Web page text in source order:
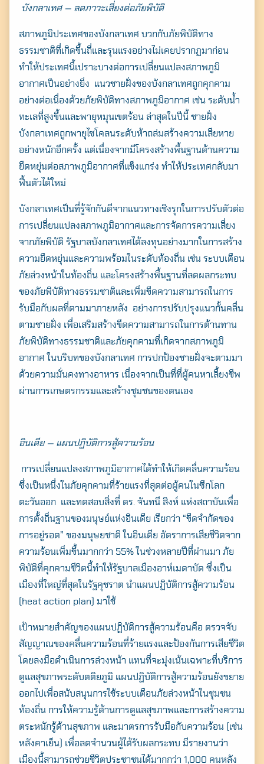
บังกลาเทศ — ลดภาวะเสี่ยงต่อภัยพิบัติ
สภาพภูมิประเทศของบังกลาเทศ บวกกับภัยพิบัติทาง
ธรรมชาติที่เกิดขึ้นถี่และรุนแรงอย่างไม่เคยปรากฏมาก่อน
ทำให้ประเทศนี้เปราะบางต่อการเปลี่ยนแปลงสภาพภูมิ
อากาศเป็นอย่างยิ่ง แนวชายฝั่งของบังกลาเทศถูกคุกคาม
อย่างต่อเนื่องด้วยภัยพิบัติทางสภาพภูมิอากาศ เช่น ระดับน้ำ
ทะเลที่สูงขึ้นและพายุหมุนเขตร้อน ล่าสุดในปีนี้ ชายฝั่ง
บังกลาเทศถูกพายุไซโคลนระดับห้าถล่มสร้างความเสียหาย
อย่างหนักอีกครั้ง แต่เนื่องจากมีโครงสร้างพื้นฐานด้านความ
ยืดหยุ่นต่อสภาพภูมิอากาศที่แข็งแกร่ง ทำให้ประเทศกลับมา
ฟื้นตัวได้ใหม่
บังกลาเทศเป็นที่รู้จักกันดีจากแนวทางเชิงรุกในการปรับตัวต่อ
การเปลี่ยนแปลงสภาพภูมิอากาศและการจัดการความเสี่ยง
จากภัยพิบัติ รัฐบาลบังกลาเทศได้ลงทุนอย่างมากในการสร้าง
ความยืดหยุ่นและความพร้อมในระดับท้องถิ่น เช่น ระบบเตือน
ภัยล่วงหน้าในท้องถิ่น และโครงสร้างพื้นฐานที่ลดผลกระทบ
ของภัยพิบัติทางธรรมชาติและเพิ่มขีดความสามารถในการ
รับมือกับผลที่ตามมาภายหลัง อย่างการปรับปรุงแนวกั้นคลื่น
ตามชายฝั่ง เพื่อเสริมสร้างขีดความสามารถในการต้านทาน
ภัยพิบัติทางธรรมชาติและภัยคุกคามที่เกิดจากสภาพภูมิ
อากาศ ในบริบทของบังกลาเทศ การปกป้องชายฝั่งจะตามมา
ด้วยความมั่นคงทางอาหาร เนื่องจากเป็นที่ที่ผู้คนหาเลี้ยงชีพ
ผ่านการเกษตรกรรมและสร้างชุมชนของตนเอง
อินเดีย — แผนปฏิบัติการสู้ความร้อน
การเปลี่ยนแปลงสภาพภูมิอากาศได้ทำให้เกิดคลื่นความร้อน
ซึ่งเป็นหนึ่งในภัยคุกคามที่ร้ายแรงที่สุดต่อผู้คนในซีกโลก
ตะวันออก และทดสอบสิ่งที่ ดร. จันทนี สิงห์ แห่งสถาบันเพื่อ
การตั้งถิ่นฐานของมนุษย์แห่งอินเดีย เรียกว่า “ขีดจำกัดของ
การอยู่รอด” ของมนุษยชาติ ในอินเดีย อัตราการเสียชีวิตจาก
ความร้อนเพิ่มขึ้นมากกว่า 55% ในช่วงหลายปีที่ผ่านมา ภัย
พิบัติที่คุกคามชีวิตนี้ทำให้รัฐบาลเมืองอาห์เมดาบัด ซึ่งเป็น
เมืองที่ใหญ่ที่สุดในรัฐคุชราต นำแผนปฏิบัติการสู้ความร้อน
(heat action plan) มาใช้
เป้าหมายสำคัญของแผนปฏิบัติการสู้ความร้อนคือ ตรวจจับ
สัญญาณของคลื่นความร้อนที่ร้ายแรงและป้องกันการเสียชีวิต
โดยลงมือดำเนินการล่วงหน้า แทนที่จะมุ่งเน้นเฉพาะที่บริการ
ดูแลสุขภาพระดับตติยภูมิ แผนปฏิบัติการสู้ความร้อนยังขยาย
ออกไปเพื่อสนับสนุนการใช้ระบบเตือนภัยล่วงหน้าในชุมชน
ท้องถิ่น การให้ความรู้ด้านการดูแลสุขภาพและการสร้างความ
ตระหนักรู้ด้านสุขภาพ และมาตรการรับมือกับความร้อน (เช่น
หลังคาเย็น) เพื่อลดจำนวนผู้ได้รับผลกระทบ มีรายงานว่า
เมืองนี้สามารถช่วยชีวิตประชาชนได้มากกว่า 1,000 คนหลัง